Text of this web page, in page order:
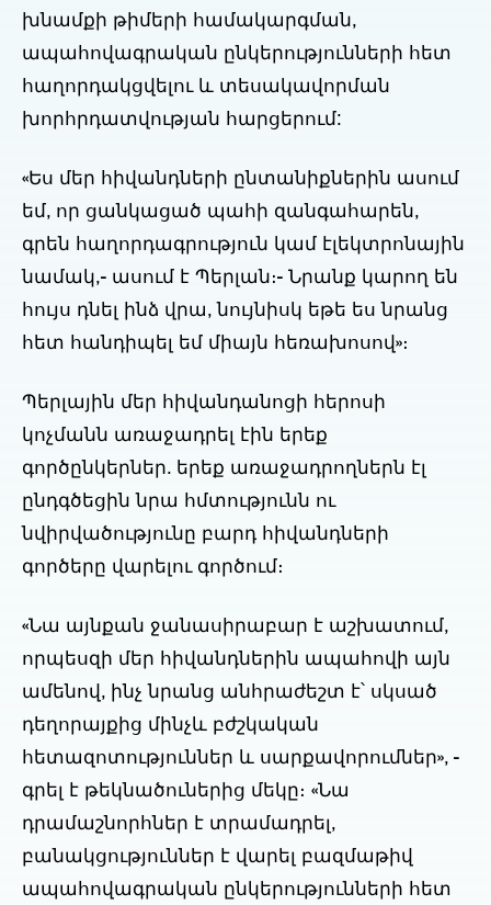
խնամքի թիմերի համակարգման,
ապահովագրական ընկերությունների հետ
հաղորդակցվելու և տեսակավորման
խորհրդատվության հարցերում:
«Ես մեր հիվանդների ընտանիքներին ասում
եմ, որ ցանկացած պահի զանգահարեն,
գրեն հաղորդագրություն կամ էլեկտրոնային
նամակ,- ասում է Պերլան։- Նրանք կարող են
հույս դնել ինձ վրա, նույնիսկ եթե ես նրանց
հետ հանդիպել եմ միայն հեռախոսով»։
Պերլային մեր հիվանդանոցի հերոսի
կոչմանն առաջադրել էին երեք
գործընկերներ. երեք առաջադրողներն էլ
ընդգծեցին նրա հմտությունն ու
նվիրվածությունը բարդ հիվանդների
գործերը վարելու գործում։
«Նա այնքան ջանասիրաբար է աշխատում,
որպեսզի մեր հիվանդներին ապահովի այն
ամենով, ինչ նրանց անհրաժեշտ է՝ սկսած
դեղորայքից մինչև բժշկական
հետազոտություններ և սարքավորումներ», -
գրել է թեկնածուներից մեկը։ «Նա
դրամաշնորհներ է տրամադրել,
բանակցություններ է վարել բազմաթիվ
ապահովագրական ընկերությունների հետ